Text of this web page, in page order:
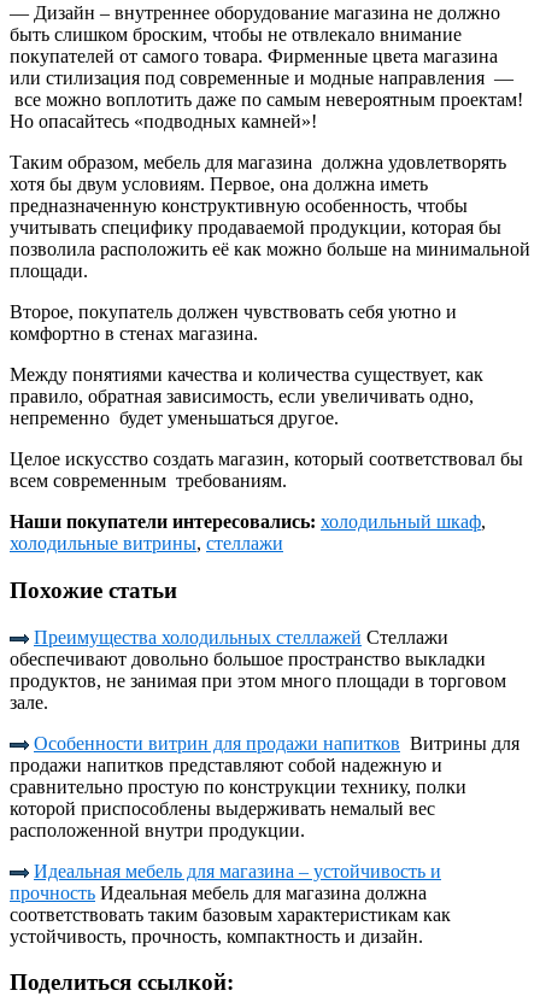
— Дизайн – внутреннее оборудование магазина не должно
быть слишком броским, чтобы не отвлекало внимание
покупателей от самого товара. Фирменные цвета магазина
или стилизация под современные и модные направления —
все можно воплотить даже по самым невероятным проектам!
Но опасайтесь «подводных камней»!
Таким образом, мебель для магазина должна удовлетворять
хотя бы двум условиям. Первое, она должна иметь
предназначенную конструктивную особенность, чтобы
учитывать специфику продаваемой продукции, которая бы
позволила расположить её как можно больше на минимальной
площади.
Второе, покупатель должен чувствовать себя уютно и
комфортно в стенах магазина.
Между понятиями качества и количества существует, как
правило, обратная зависимость, если увеличивать одно,
непременно будет уменьшаться другое.
Целое искусство создать магазин, который соответствовал бы
всем современным требованиям.
Наши покупатели интересовались: холодильный шкаф,
холодильные витрины, стеллажи
Похожие статьи
Преимущества холодильных стеллажей Стеллажи
обеспечивают довольно большое пространство выкладки
продуктов, не занимая при этом много площади в торговом
зале.
Особенности витрин для продажи напитков Витрины для
продажи напитков представляют собой надежную и
сравнительно простую по конструкции технику, полки
которой приспособлены выдерживать немалый вес
расположенной внутри продукции.
Идеальная мебель для магазина – устойчивость и
прочность Идеальная мебель для магазина должна
соответствовать таким базовым характеристикам как
устойчивость, прочность, компактность и дизайн.
Поделиться ссылкой: